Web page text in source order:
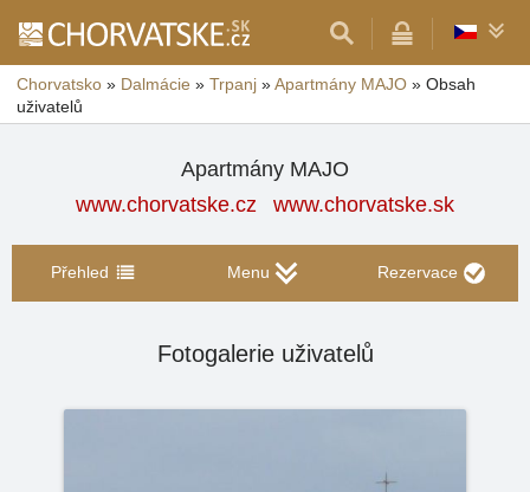
Chorvatsko » Dalmácie » Trpanj »Apartmány MAJO » Obsah
uživatelů
Apartmány MAJO
www.chorvatske.cz
www.chorvatske.sk
Přehled Menu Rezervace
Fotogalerie uživatelů